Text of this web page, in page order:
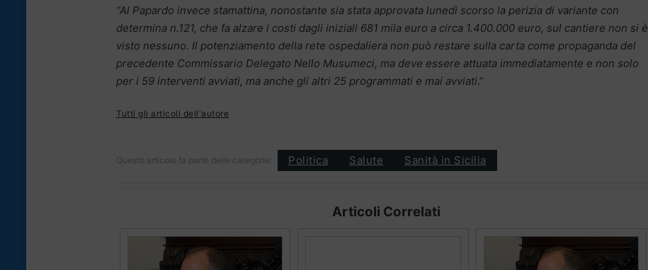
“Al Papardo invece stamattina, nonostante sia stata approvata lunedì scorso la perizia di variante con
determina n.121, che fa alzare i costi dagli iniziali 681 mila euro a circa 1.400.000 euro, sul cantiere non si è
visto nessuno. Il potenziamento della rete ospedaliera non può restare sulla carta come propaganda del
precedente Commissario Delegato Nello Musumeci, ma deve essere attuata immediatamente e non solo
per i 59 interventi avviati, ma anche gli altri 25 programmati e mai avviati.”
Tutti gli articoli dell'autore
Questo articolo fa parte delle categorie: Politica Salute Sanità in Sicilia
Articoli Correlati